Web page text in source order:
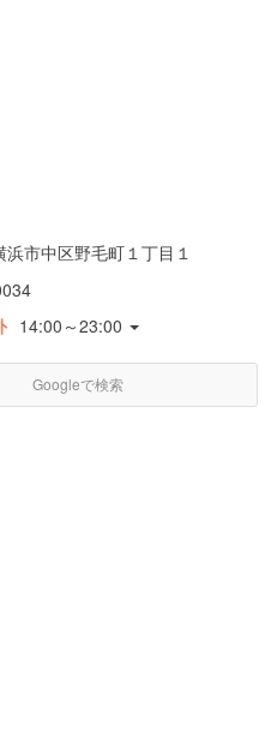
浜市中区野毛町１丁目１
14:00～23:00
Googleで検索